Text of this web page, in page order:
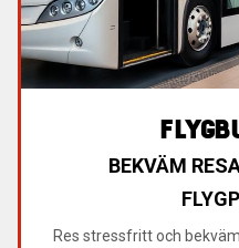
BEKVÄM
Res stressfritt och